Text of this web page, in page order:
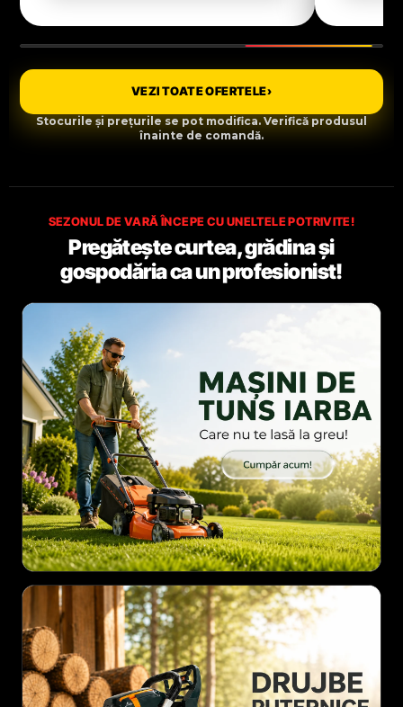
VEZI TOATE OFERTELE›
Stocurile și prețurile se pot modifica. Verifică produsul
înainte de comandă.
SEZONUL DE VARĂ ÎNCEPE CU UNELTELE POTRIVITE!
Pregătește curtea, grădina și
gospodăria ca un profesionist!